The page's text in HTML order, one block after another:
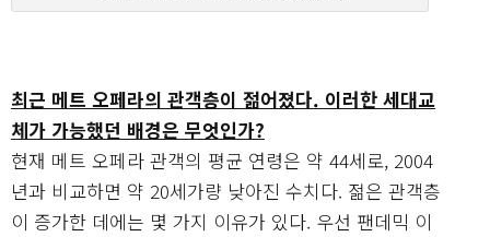
최근 메트 오페라의 관객층이 젊어졌다. 이러한 세대교
체가 가능했던 배경은 무엇인가?
현재 메트 오페라 관객의 평균 연령은 약 44세로, 2004
년과 비교하면 약 20세가량 낮아진 수치다. 젊은 관객층
이 증가한 데에는 몇 가지 이유가 있다. 우선 팬데믹 이